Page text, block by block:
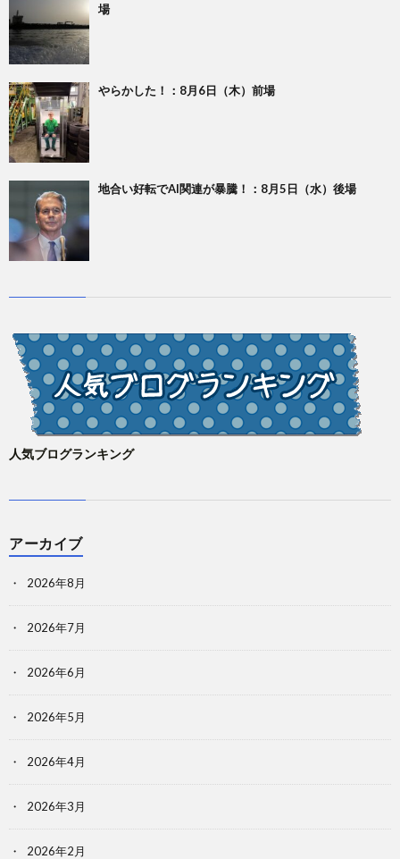
場
やらかした！：8月6日（木）前場
地合い好転でAI関連が暴騰！：8月5日（水）後場
人気ブログランキング
アーカイブ
2026年8月
2026年7月
2026年6月
2026年5月
2026年4月
2026年3月
2026年2月